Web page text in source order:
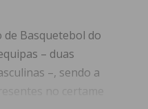
de Basquetebol do
– duas
–, sendo a
no certame